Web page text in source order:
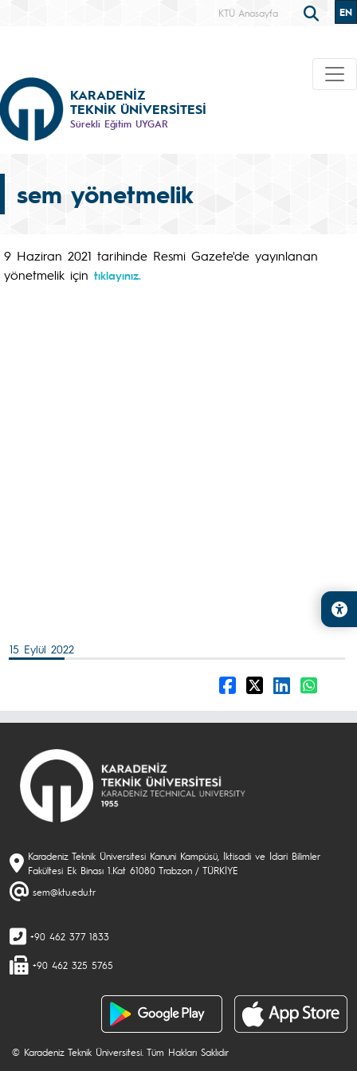
KTÜ Anasayfa EN
KARADENİZ
TEKNİK ÜNİVERSİTESİ
Sürekli Eğitim UYGAR
sem yönetmelik
9 Haziran 2021 tarihinde Resmi Gazete'de yayınlanan
yönetmelik için tıklayınız.
15 Eylül 2022
Karadeniz Teknik Üniversitesi Kanuni Kampüsü, İktisadi ve İdari Bilimler
Fakültesi Ek Binası 1.Kat 61080 Trabzon / TÜRKİYE
sem@ktu.edu.tr
+90 462 377 1833
+90 462 325 5765
© Karadeniz Teknik Üniversitesi. Tüm Hakları Saklıdır